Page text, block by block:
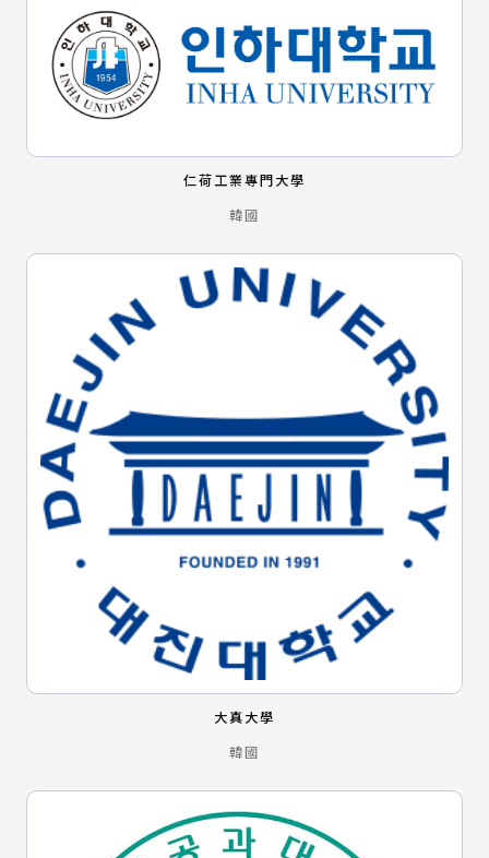
仁荷工業專門大學
韓國
大真大學
韓國